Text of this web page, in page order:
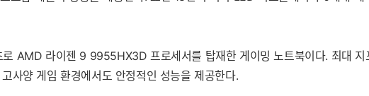
AMD 라이젠 9 9955HX3D 프로세서를 탑재한 게이밍 노트북이다. 최대
사양 게임 환경에서도 안정적인 성능을 제공한다.